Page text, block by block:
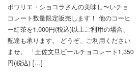
ポワリエ・ショコラさんの美味し〜いチョ
コレート数量限定販売します！ 他のコーヒ
ー紅茶を1,000円(税込)以上ご利用の場合、
配達も承ります。 どうぞ、ご利用ください
ませ。 「土佐文旦ピールチョコレート1,350
円(税込) […]